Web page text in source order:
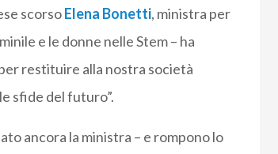
scorsoElena Bonetti, ministra per
e le donne nelle Stem – ha
restituire alla nostra società
sfide del futuro”.
ancora la ministra – e rompono lo